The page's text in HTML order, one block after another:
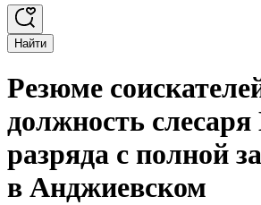
Найти
Резюме
должность
разряда с полной
в Анджиевском